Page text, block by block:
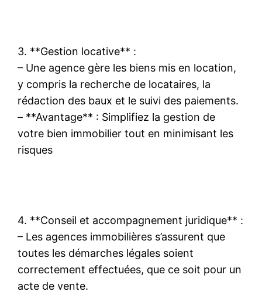
3. **Gestion locative** :
– Une agence gère les biens mis en location,
y compris la recherche de locataires, la
rédaction des baux et le suivi des paiements.
– **Avantage** : Simplifiez la gestion de
votre bien immobilier tout en minimisant les
risques
4. **Conseil et accompagnement juridique** :
– Les agences immobilières s’assurent que
toutes les démarches légales soient
correctement effectuées, que ce soit pour un
acte de vente.